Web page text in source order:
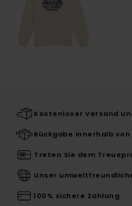
Kostenloser Versand
Rückgabe innerhalb von
Treten Sie dem
Unser
100% sichere Zahlung